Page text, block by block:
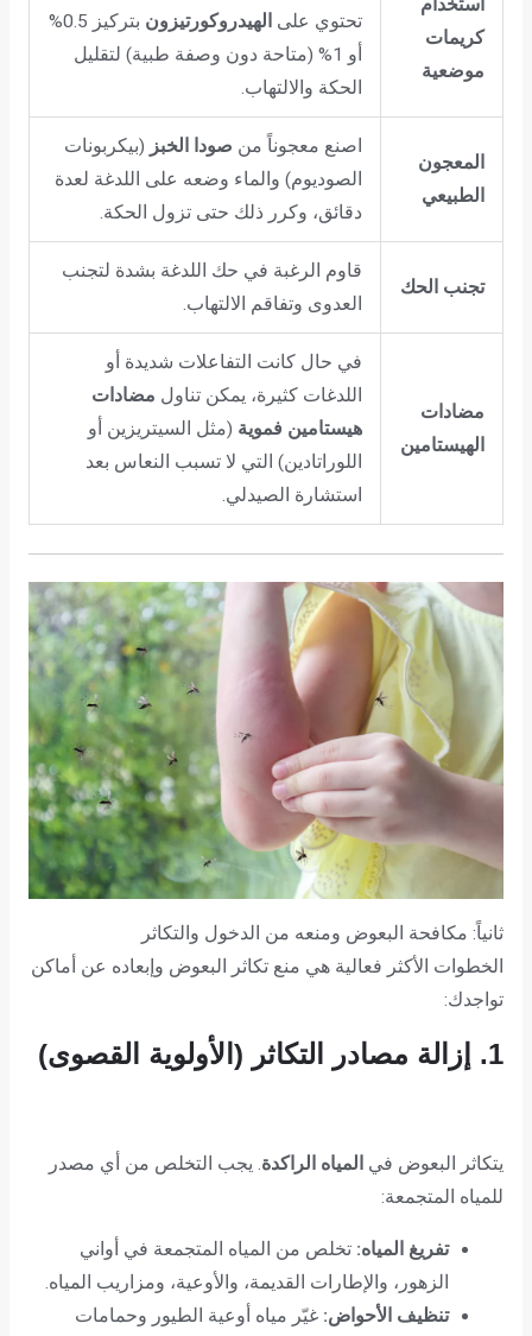
استخدام
كريمات
موضعية
تحتوي على الهيدروكورتيزون
بتركيز 0.5%
أو 1% (متاحة دون وصفة طبية) لتقليل
الحكة والالتهاب.
المعجون
الطبيعي
اصنع معجوناً من صودا الخبز (بيكربونات
الصوديوم) والماء وضعه على اللدغة لعدة
دقائق، وكرر ذلك حتى تزول الحكة.
تجنب الحك
قاوم الرغبة في حك اللدغة بشدة لتجنب
العدوى وتفاقم الالتهاب.
مضادات
الهيستامين
في حال كانت التفاعلات شديدة أو
اللدغات كثيرة، يمكن تناول مضادات
هيستامين فموية (مثل السيتريزين أو
اللوراتادين) التي لا تسبب النعاس بعد
استشارة الصيدلي.
ثانياً: مكافحة البعوض ومنعه من الدخول والتكاثر
الخطوات الأكثر فعالية هي منع تكاثر البعوض وإبعاده عن أماكن
تواجدك:
1. إزالة مصادر التكاثر (الأولوية القصوى)
يتكاثر البعوض في المياه الراكدة. يجب التخلص من أي مصدر
للمياه المتجمعة:
تفريغ المياه: تخلص من المياه المتجمعة في أواني
الزهور، والإطارات القديمة، والأوعية، ومزاريب المياه.
تنظيف الأحواض: غيّر مياه أوعية الطيور وحمامات